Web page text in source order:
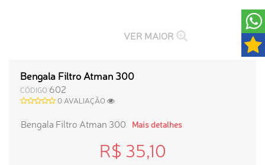
VER MAIOR
Bengala Filtro Atman 300
CÓDIGO 602
0 AVALIAÇÃO
Bengala Filtro Atman 300 Mais detalhes
R$ 35,10